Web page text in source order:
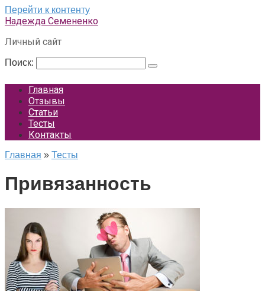
Перейти к контенту
Надежда Семененко
Личный сайт
Поиск:
Главная
Отзывы
Статьи
Тесты
Контакты
Главная » Тесты
Привязанность